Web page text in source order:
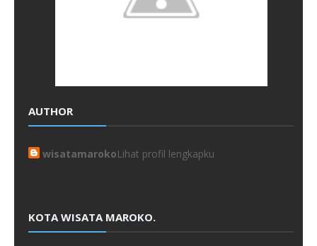
AUTHOR
wisatamarokoLihat profil lengkapku
KOTA WISATA MAROKO.